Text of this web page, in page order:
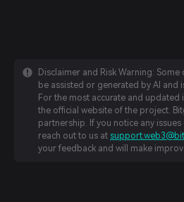
Disclaimer and Risk Warning:
be assisted or generated by AI and
For the most accurate and
the official website of the project.
partnership. If you notice any
reach out to us at
your feedback and will make